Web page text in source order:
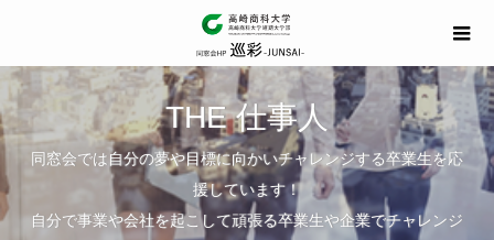
THE 仕事人
同窓会では自分の夢や目標に向かいチャレンジする卒業生を応
援しています！
自分で事業や会社を起こして頑張る卒業生や企業でチャレンジ